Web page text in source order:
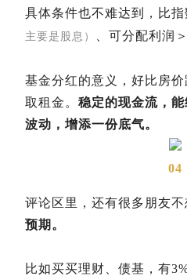
具体条件也不难达到，比指
主要是股息）
、可分配利润
基金分红的意义，好比房
取租金。 稳定的现金流，
波动，增添一份底气。
04
评论区里，还有很多朋友不
预期。
比如买买理财、债基，有